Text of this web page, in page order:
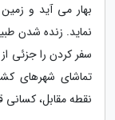
بهار می آید و
نماید. زنده شدن
سفر کردن را جزئی
تماشای شهرهای
نقطه مقابل، کسانی